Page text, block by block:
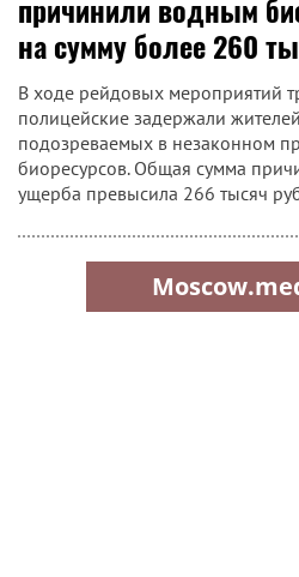
причинили водным
на сумму более 260
В ходе рейдовых мероприятий
полицейские задержали
подозреваемых в незаконном
биоресурсов. Общая сумма
ущерба превысила 266 тысяч